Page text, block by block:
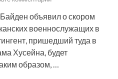
объявил о скором
военнослужащих в
пришедший туда в
Хусейна, будет
образом, …